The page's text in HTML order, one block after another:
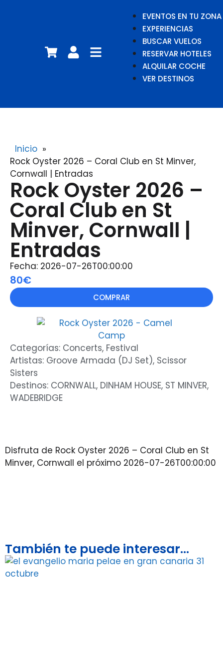
EVENTOS EN TU ZONA
EXPERIENCIAS
BUSCAR VUELOS
RESERVAR HOTELES
ALQUILAR COCHE
VER DESTINOS
Inicio »
Rock Oyster 2026 – Coral Club en St Minver,
Cornwall | Entradas
Rock Oyster 2026 –
Coral Club en St
Minver, Cornwall |
Entradas
Fecha: 2026-07-26T00:00:00
80€
COMPRAR
Categorías: Concerts, Festival
Artistas: Groove Armada (DJ Set), Scissor
Sisters
Destinos: CORNWALL, DINHAM HOUSE, ST MINVER,
WADEBRIDGE
Disfruta de Rock Oyster 2026 – Coral Club en St
Minver, Cornwall el próximo 2026-07-26T00:00:00
También te puede interesar...